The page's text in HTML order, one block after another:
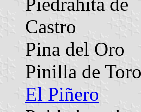
Castro
Pina del Oro
Pinilla de Toro
El Piñero